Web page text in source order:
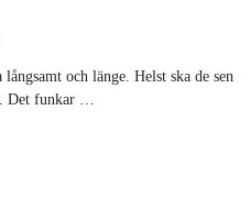
och länge. Helst ska de sen
Det funkar …